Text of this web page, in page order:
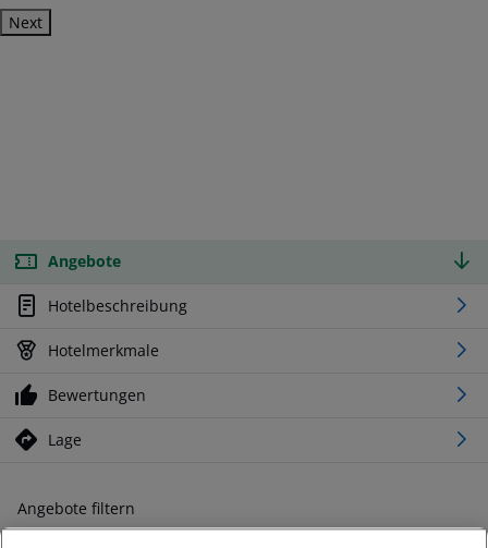
Next
Angebote
Hotelbeschreibung
Hotelmerkmale
Bewertungen
Lage
Angebote filtern
Ändern Sie Ihre Kriterien nach Ihren Wünschen